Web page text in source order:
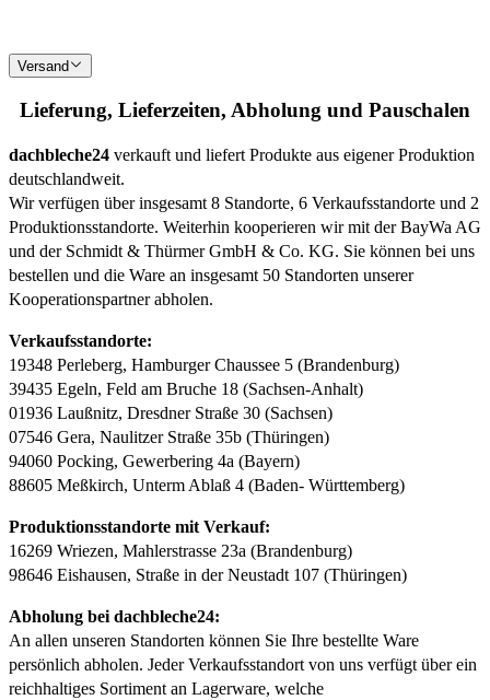
Versand
Lieferung, Lieferzeiten, Abholung und Pauschalen
dachbleche24 verkauft und liefert Produkte aus eigener Produktion
deutschlandweit.
Wir verfügen über insgesamt 8 Standorte, 6 Verkaufsstandorte und 2
Produktionsstandorte. Weiterhin kooperieren wir mit der BayWa AG
und der Schmidt & Thürmer GmbH & Co. KG. Sie können bei uns
bestellen und die Ware an insgesamt 50 Standorten unserer
Kooperationspartner abholen.
Verkaufsstandorte:
19348 Perleberg, Hamburger Chaussee 5 (Brandenburg)
39435 Egeln, Feld am Bruche 18 (Sachsen-Anhalt)
01936 Laußnitz, Dresdner Straße 30 (Sachsen)
07546 Gera, Naulitzer Straße 35b (Thüringen)
94060 Pocking, Gewerbering 4a (Bayern)
88605 Meßkirch, Unterm Ablaß 4 (Baden- Württemberg)
Produktionsstandorte mit Verkauf:
16269 Wriezen, Mahlerstrasse 23a (Brandenburg)
98646 Eishausen, Straße in der Neustadt 107 (Thüringen)
Abholung bei dachbleche24:
An allen unseren Standorten können Sie Ihre bestellte Ware
persönlich abholen. Jeder Verkaufsstandort von uns verfügt über ein
reichhaltiges Sortiment an Lagerware, welche